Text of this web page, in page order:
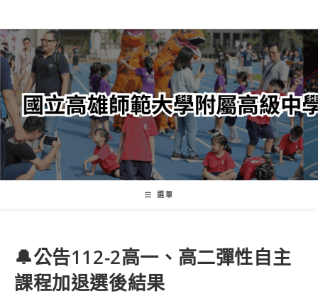
轉
至
主
內
容
選單
🔔公告112-2高一、高二彈性自主
課程加退選後結果